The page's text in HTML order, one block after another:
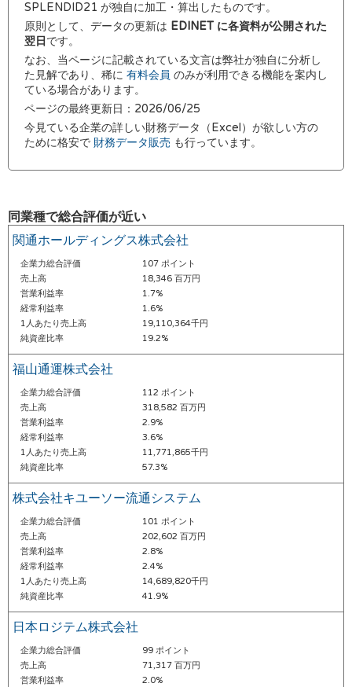
SPLENDID21 が独自に加工・算出したものです。
原則として、データの更新は EDINET に各資料が公開された
翌日 です。
なお、当ページに記載されている文言は弊社が独自に分析し
た見解であり、稀に 有料会員 のみが利用できる機能を案内し
ている場合があります。
ページの最終更新日：2026/06/25
今見ている企業の詳しい財務データ（Excel）が欲しい方の
ために格安で 財務データ販売 も行っています。
同業種で総合評価が近い
関通ホールディングス株式会社
企業力総合評価
107 ポイント
売上高
18,346 百万円
営業利益率
1.7%
経常利益率
1.6%
1人あたり売上高
19,110,364千円
純資産比率
19.2%
福山通運株式会社
企業力総合評価
112 ポイント
売上高
318,582 百万円
営業利益率
2.9%
経常利益率
3.6%
1人あたり売上高
11,771,865千円
純資産比率
57.3%
株式会社キユーソー流通システム
企業力総合評価
101 ポイント
売上高
202,602 百万円
営業利益率
2.8%
経常利益率
2.4%
1人あたり売上高
14,689,820千円
純資産比率
41.9%
日本ロジテム株式会社
企業力総合評価
99 ポイント
売上高
71,317 百万円
営業利益率
2.0%